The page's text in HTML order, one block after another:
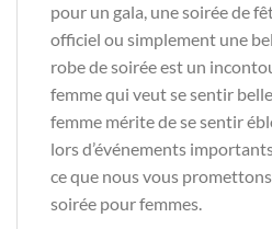
pour un gala, une soirée de
officiel ou simplement une
robe de soirée est un
femme qui veut se sentir
femme mérite de se sentir
lors d’événements
ce que nous vous
soirée pour femmes.